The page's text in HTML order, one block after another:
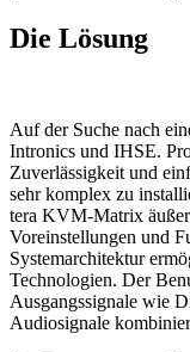
Die Lösung
Auf der Suche nach
Intronics und IHSE.
Zuverlässigkeit und
sehr komplex zu
tera KVM-Matrix
Voreinstellungen und
Systemarchitektur
Technologien. Der
Ausgangssignale wie
Audiosignale